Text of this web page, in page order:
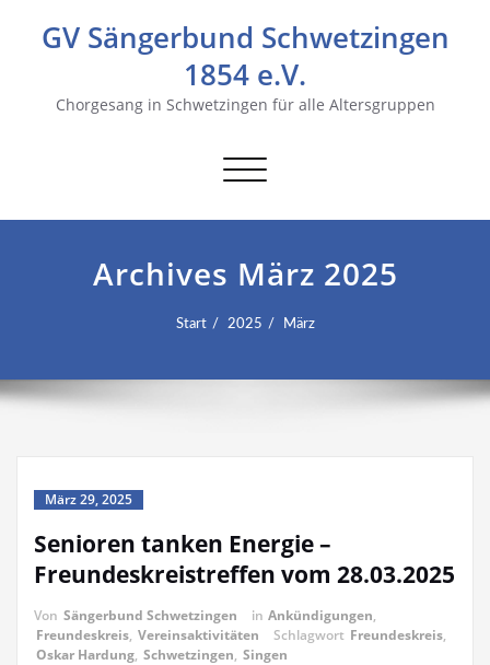
GV Sängerbund Schwetzingen
1854 e.V.
Chorgesang in Schwetzingen für alle Altersgruppen
Navigation
Archives März 2025
Start 2025 März
März 29, 2025
Senioren tanken Energie –
Freundeskreistreffen vom 28.03.2025
Von Sängerbund Schwetzingen in Ankündigungen,
Freundeskreis, Vereinsaktivitäten Schlagwort Freundeskreis,
Oskar Hardung, Schwetzingen, Singen